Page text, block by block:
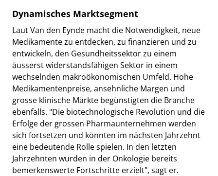
Dynamisches Marktsegment
Laut Van den Eynde macht die Notwendigkeit, neue
Medikamente zu entdecken, zu finanzieren und zu
entwickeln, den Gesundheitssektor zu einem
äusserst widerstandsfähigen Sektor in einem
wechselnden makroökonomischen Umfeld. Hohe
Medikamentenpreise, ansehnliche Margen und
grosse klinische Märkte begünstigten die Branche
ebenfalls. "Die biotechnologische Revolution und die
Erfolge der grossen Pharmaunternehmen werden
sich fortsetzen und könnten im nächsten Jahrzehnt
eine bedeutende Rolle spielen. In den letzten
Jahrzehnten wurden in der Onkologie bereits
bemerkenswerte Fortschritte erzielt", sagt er.